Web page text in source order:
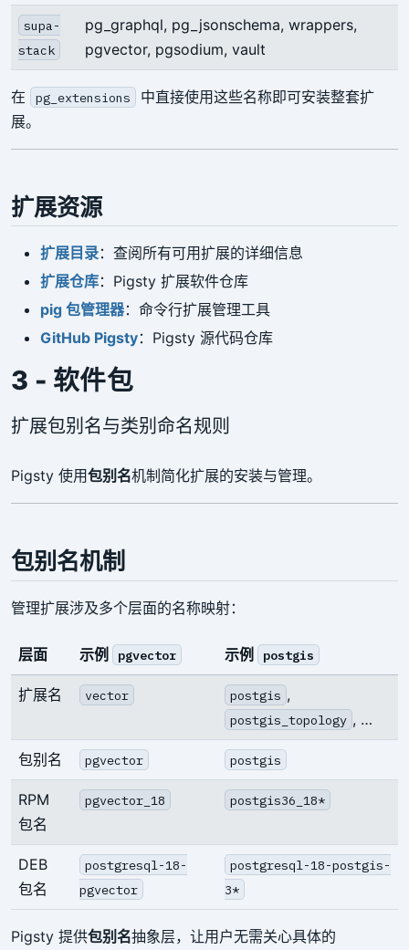
supa-
stack
pg_graphql, pg_jsonschema, wrappers,
pgvector, pgsodium, vault
在 pg_extensions
中直接使用这些名称即可安装整套扩
展。
扩展资源
扩展目录：查阅所有可用扩展的详细信息
扩展仓库：Pigsty 扩展软件仓库
pig 包管理器：命令行扩展管理工具
GitHub Pigsty：Pigsty 源代码仓库
3 - 软件包
扩展包别名与类别命名规则
Pigsty 使用包别名机制简化扩展的安装与管理。
包别名机制
管理扩展涉及多个层面的名称映射：
层面 示例 pgvector 示例 postgis
扩展名 vector postgis ,
postgis_topology , …
包别名 pgvector postgis
RPM
包名
pgvector_18 postgis36_18*
DEB
包名
postgresql-18-
pgvector
postgresql-18-postgis-
3*
Pigsty 提供包别名抽象层，让用户无需关心具体的